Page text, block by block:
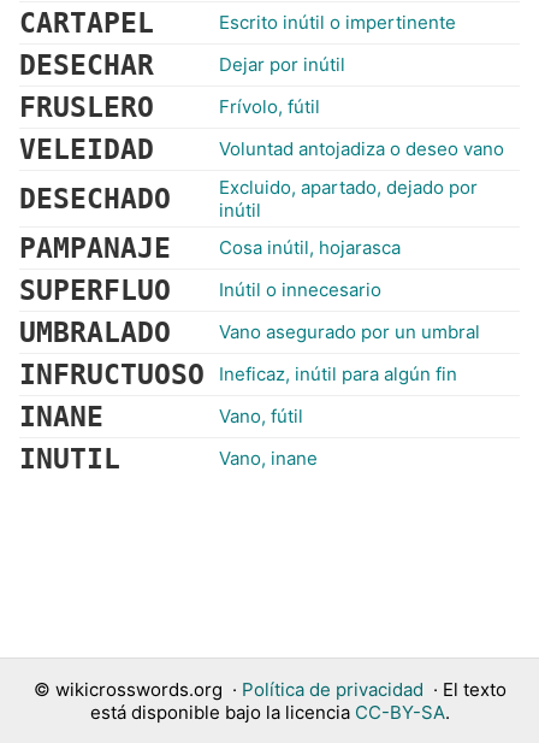
CARTAPEL Escrito inútil o impertinente
DESECHAR Dejar por inútil
FRUSLERO Frívolo, fútil
VELEIDAD Voluntad antojadiza o deseo vano
DESECHADO
Excluido, apartado, dejado por
inútil
PAMPANAJE Cosa inútil, hojarasca
SUPERFLUO Inútil o innecesario
UMBRALADO Vano asegurado por un umbral
INFRUCTUOSO Ineficaz, inútil para algún fin
INANE Vano, fútil
INUTIL Vano, inane
© wikicrosswords.org · Política de privacidad · El texto
está disponible bajo la licencia CC-BY-SA.